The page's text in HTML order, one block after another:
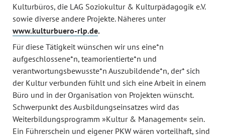
Kulturbüros, die LAG Soziokultur & Kulturpädagogik e.V.
sowie diverse andere Projekte. Näheres unter
www.kulturbuero-rlp.de.
Für diese Tätigkeit wünschen wir uns eine*n
aufgeschlossene*n, teamorientierte*n und
verantwortungsbewusste*n Auszubildende*n, der* sich
der Kultur verbunden fühlt und sich eine Arbeit in einem
Büro und in der Organisation von Projekten wünscht.
Schwerpunkt des Ausbildungseinsatzes wird das
Weiterbildungsprogramm »Kultur & Management« sein.
Ein Führerschein und eigener PKW wären vorteilhaft, sind